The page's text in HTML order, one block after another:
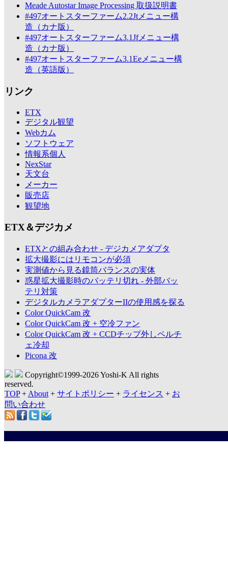
Meade Autostar Image Processing 取扱説明書
#497オートスターファーム2.2Jtメニュー構
造（カナ版）
#497オートスターファーム3.1Jfメニュー構
造（カナ版）
#497オートスターファーム3.1Eeメニュー構
造（英語版）
リンク
ETX
デジタル観望
Webカム
ソフトウェア
情報系個人
NexStar
天文台
メーカー
販売店
観望地
ETX＆デジカメ
ETXとの組み合わせ - デジカメアダプタ
拡大撮影にはリモコンが必須
実測値から見る鏡筒バランスの実体
惑星拡大撮影時のバッテリ切れ - 外部バッ
テリ対策
デジタルカメラアダプターIIの使用感を探る
Color QuickCam 改
Color QuickCam 改 + 空冷ファン
Color QuickCam 改 + CCDチップ外しペルチ
ェ冷却
Picona 改
Copyright©1999-2026 Yoshi-K All rights
reserved.
TOP+ About + サイトポリシー + ライセンス + お
問い合わせ